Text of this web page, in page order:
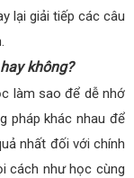
lại giải tiếp các câu
không?
làm sao để dễ nhớ
pháp khác nhau để
nhất đối với chính
cách như học cùng